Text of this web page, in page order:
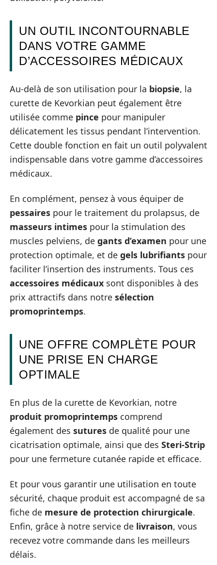
UN OUTIL INCONTOURNABLE
DANS VOTRE GAMME
D’ACCESSOIRES MÉDICAUX
Au-delà de son utilisation pour la biopsie, la
curette de Kevorkian peut également être
utilisée comme pince pour manipuler
délicatement les tissus pendant l’intervention.
Cette double fonction en fait un outil polyvalent
indispensable dans votre gamme d’accessoires
médicaux.
En complément, pensez à vous équiper de
pessaires pour le traitement du prolapsus, de
masseurs intimes pour la stimulation des
muscles pelviens, de gants d’examen pour une
protection optimale, et de gels lubrifiants pour
faciliter l’insertion des instruments. Tous ces
accessoires médicaux sont disponibles à des
prix attractifs dans notre sélection
promoprintemps.
UNE OFFRE COMPLÈTE POUR
UNE PRISE EN CHARGE
OPTIMALE
En plus de la curette de Kevorkian, notre
produit promoprintemps comprend
également des sutures de qualité pour une
cicatrisation optimale, ainsi que des Steri-Strip
pour une fermeture cutanée rapide et efficace.
Et pour vous garantir une utilisation en toute
sécurité, chaque produit est accompagné de sa
fiche de mesure de protection chirurgicale.
Enfin, grâce à notre service de livraison, vous
recevez votre commande dans les meilleurs
délais.